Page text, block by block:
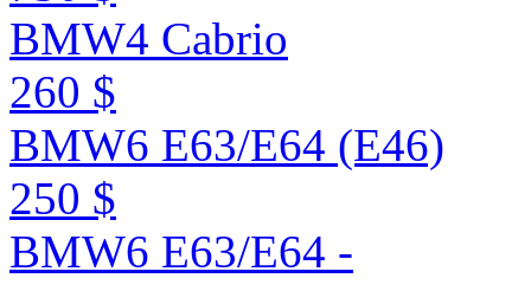
BMW4 Cabrio
260 $
BMW6 E63/E64 (E46)
250 $
BMW6 E63/E64 -